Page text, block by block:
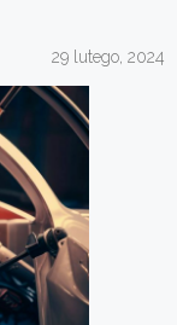
29 lutego, 2024